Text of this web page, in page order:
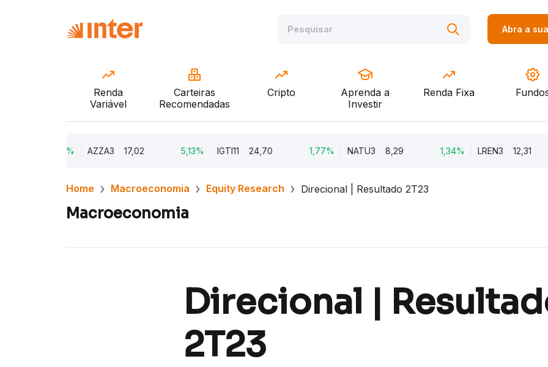
Abra a
Renda
Variável
Carteiras
Recomendadas
Cripto
Aprenda a
Investir
Renda Fixa
AZZA3 17,02 5,13% IGTI11 24,70 1,77% NATU3 8,29 1,34% LREN3 12,31
Home Macroeconomia Equity Research Direcional | Resultado 2T23
Macroeconomia
Direcional |
2T23